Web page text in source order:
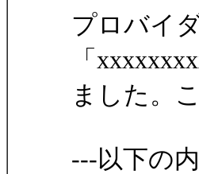
プロバイ
「
ました。
---以下の